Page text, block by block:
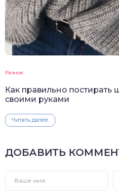
Разное
Как правильно постирать
своими руками
Читать далее
ДОБАВИТЬ